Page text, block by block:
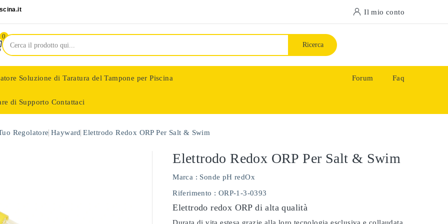
Il mio conto
0
Ricerca
Soluzione di Taratura del Tampone per Piscina
di Supporto Contattaci
Forum Faq
Regolatore Hayward Elettrodo Redox ORP Per Salt & Swim
Elettrodo Redox ORP Per Salt & Swim
Marca : Sonde pH redOx
Riferimento : ORP-1-3-0393
Elettrodo redox ORP di alta qualità